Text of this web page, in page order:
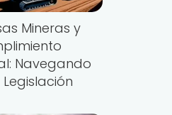
Mineras y
Navegando